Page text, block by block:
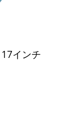
インチ